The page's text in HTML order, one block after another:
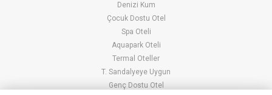
Denizi Kum
Çocuk Dostu Otel
Spa Oteli
Aquapark Oteli
Termal Oteller
T. Sandalyeye Uygun
Genç Dostu Otel